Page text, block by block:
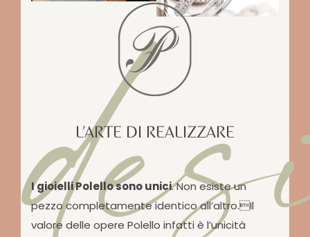
L’ARTE DI REALIZZARE
I gioielli Polello sono unici. Non esiste un
pezzo completamente identico all’altro.Il
valore delle opere Polello infatti è l’unicità